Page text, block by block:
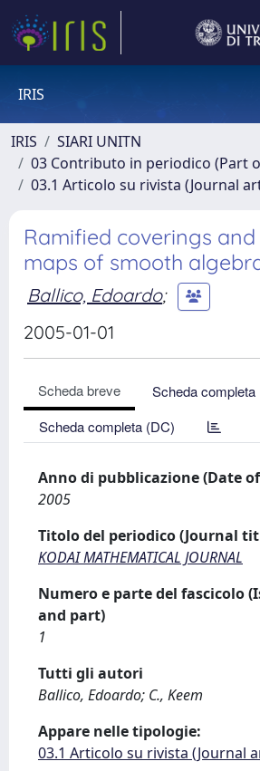
IRIS
IRIS
SIARI UNITN
03 Contributo in periodico (Part
03.1 Articolo su rivista (Journal
Ramified coverings and
maps of smooth
Ballico, Edoardo;
2005-01-01
Scheda breve
Scheda completa
Scheda completa (DC)
Anno di pubblicazione (Date
2005
Titolo del periodico (Journal
KODAI MATHEMATICAL JOURNAL
Numero e parte del fascicolo
and part)
1
Tutti gli autori
Ballico, Edoardo; C., Keem
Appare nelle tipologie:
03.1 Articolo su rivista (Journal